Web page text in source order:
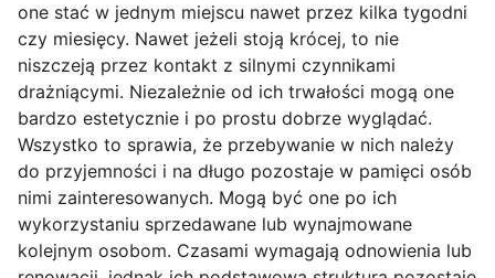
one stać w jednym miejscu nawet przez kilka tygodni
czy miesięcy. Nawet jeżeli stoją krócej, to nie
niszczeją przez kontakt z silnymi czynnikami
drażniącymi. Niezależnie od ich trwałości mogą one
bardzo estetycznie i po prostu dobrze wyglądać.
Wszystko to sprawia, że przebywanie w nich należy
do przyjemności i na długo pozostaje w pamięci osób
nimi zainteresowanych. Mogą być one po ich
wykorzystaniu sprzedawane lub wynajmowane
kolejnym osobom. Czasami wymagają odnowienia lub